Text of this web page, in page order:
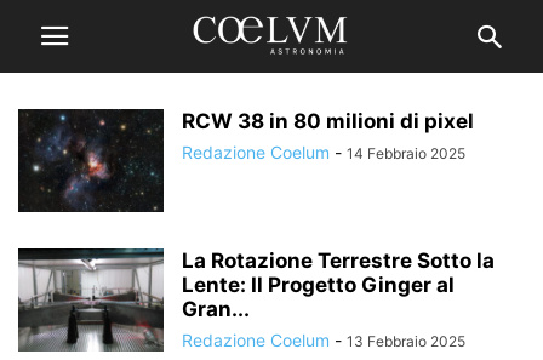
RCW 38 in 80 milioni di pixel
Redazione Coelum - 14 Febbraio 2025
La Rotazione Terrestre Sotto la
Lente: Il Progetto Ginger al
Gran...
Redazione Coelum - 13 Febbraio 2025